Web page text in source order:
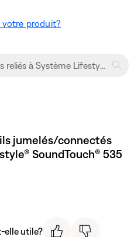
votre produit?
jumelés/connectés
SoundTouch® 535
elle utile?